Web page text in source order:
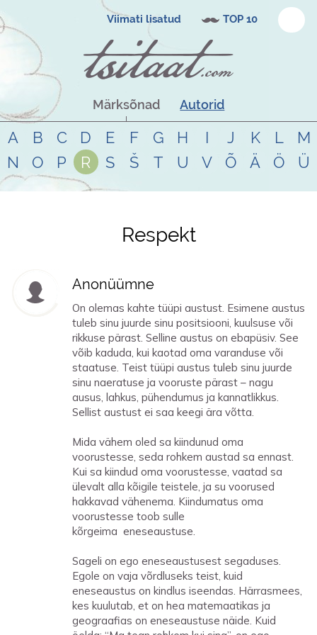
Viimati lisatud TOP 10
Märksõnad Autorid
A B C D E F G H I J K L
M
N
O P R S Š T U V Õ Ä Ö Ü
Tsitaadid teemalrespekt
Respekt
Anonüümne
On olemas kahte tüüpi austust. Esimene austus
tuleb sinu juurde sinu positsiooni, kuulsuse või
rikkuse pärast. Selline austus on ebapüsiv. See
võib kaduda, kui kaotad oma varanduse või
staatuse. Teist tüüpi austus tuleb sinu juurde
sinu naeratuse ja vooruste pärast – nagu
ausus, lahkus, pühendumus ja kannatlikkus.
Sellist austust ei saa keegi ära võtta.
Mida vähem oled sa kiindunud oma
voorustesse, seda rohkem austad sa ennast.
Kui sa kiindud oma voorustesse, vaatad sa
ülevalt alla kõigile teistele, ja su voorused
hakkavad vähenema. Kiindumatus oma
voorustesse toob sulle
kõrgeima eneseaustuse.
Sageli on ego eneseaustusest segaduses.
Egole on vaja võrdluseks teist, kuid
eneseaustus on kindlus iseendas. Härrasmees,
kes kuulutab, et on hea matemaatikas ja
geograafias on eneseaustuse näide. Kuid